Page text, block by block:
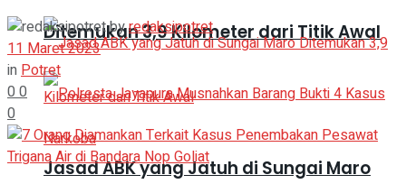
Ditemukan 3,9 Kilometer dari Titik Awal
Jasad ABK yang Jatuh di Sungai Maro
byredaksipotret
11 Maret 2023
inPotret
00
0